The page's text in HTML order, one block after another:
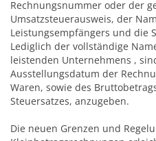
Rechnungsnummer oder der
Umsatzsteuerausweis, der
Leistungsempfängers und die
Lediglich der vollständige
leistenden Unternehmens ,
Ausstellungsdatum der
Waren, sowie des
Steuersatzes, anzugeben.
Die neuen Grenzen und